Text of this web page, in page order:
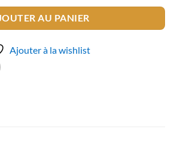
AU PANIER
Ajouter à la wishlist